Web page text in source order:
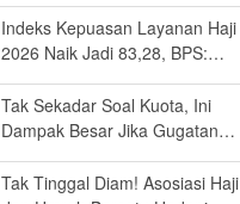
Indeks Kepuasan Layanan Haji
2026 Naik Jadi 83,28, BPS:
Tak Sekadar Soal Kuota, Ini
Dampak Besar Jika Gugatan
Tak Tinggal Diam! Asosiasi Haji